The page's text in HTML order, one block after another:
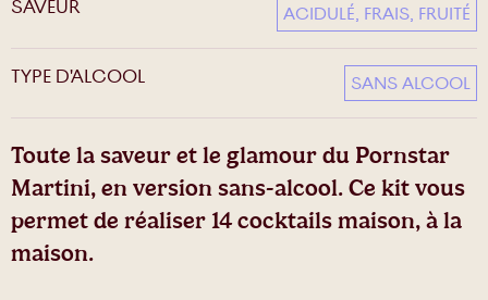
SAVEUR ACIDULÉ, FRAIS, FRUITÉ
TYPE D'ALCOOL SANS ALCOOL
Toute la saveur et le glamour du Pornstar
Martini, en version sans-alcool. Ce kit vous
permet de réaliser 14 cocktails maison, à la
maison.